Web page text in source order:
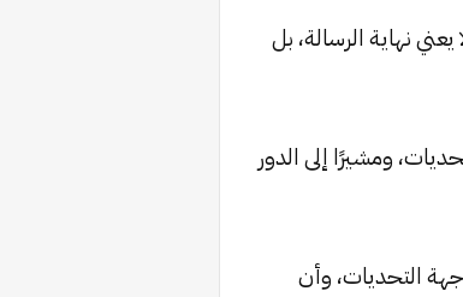
نهاية الرسالة، بل
ومشيرًا إلى الدور
التحديات، وأن